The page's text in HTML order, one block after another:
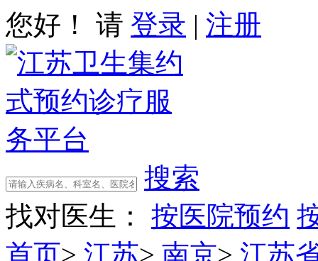
您好！ 请 登录 | 注册
搜索
找对医生：
按医院预约
首页> 江苏> 南京> 江苏